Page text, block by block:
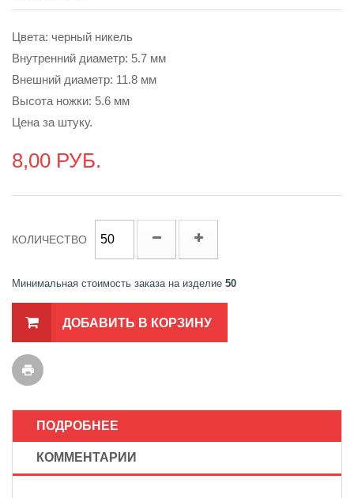
Цвета: черный никель
Внутренний диаметр: 5.7 мм
Внешний диаметр: 11.8 мм
Высота ножки: 5.6 мм
Цена за штуку.
8,00 РУБ.
КОЛИЧЕСТВО
Минимальная стоимость заказа на изделие 50
ДОБАВИТЬ В КОРЗИНУ
ПОДРОБНЕЕ
КОММЕНТАРИИ